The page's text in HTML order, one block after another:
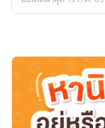
ไม่
ว่า
ตน
ถูก